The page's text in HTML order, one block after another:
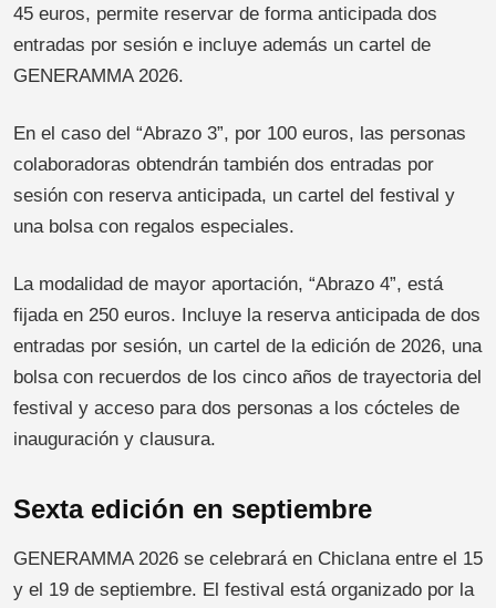
45 euros, permite reservar de forma anticipada dos
entradas por sesión e incluye además un cartel de
GENERAMMA 2026.
En el caso del “Abrazo 3”, por 100 euros, las personas
colaboradoras obtendrán también dos entradas por
sesión con reserva anticipada, un cartel del festival y
una bolsa con regalos especiales.
La modalidad de mayor aportación, “Abrazo 4”, está
fijada en 250 euros. Incluye la reserva anticipada de dos
entradas por sesión, un cartel de la edición de 2026, una
bolsa con recuerdos de los cinco años de trayectoria del
festival y acceso para dos personas a los cócteles de
inauguración y clausura.
Sexta edición en septiembre
GENERAMMA 2026 se celebrará en Chiclana entre el 15
y el 19 de septiembre. El festival está organizado por la